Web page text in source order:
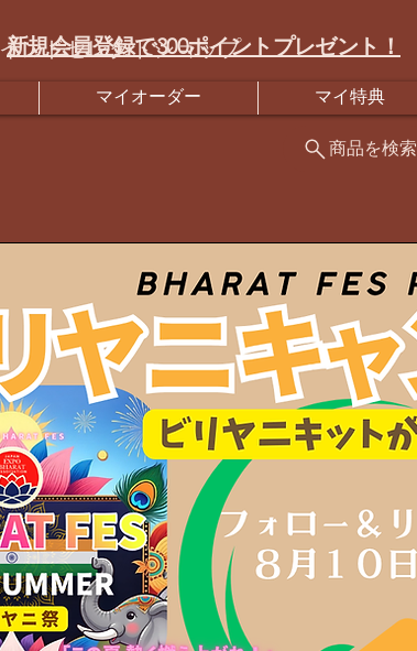
インドセレクトショップ
新規会員登録で300ポイントプレゼント！
商品を検索
マイオーダー マイ特典